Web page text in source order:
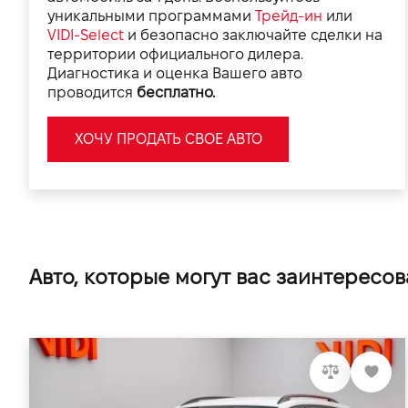
уникальными программами Трейд-ин или
VIDI-Select и безопасно заключайте сделки на
территории официального дилера.
Диагностика и оценка Вашего авто
проводится бесплатно.
ХОЧУ ПРОДАТЬ СВОЕ АВТО
Авто, которые могут вас